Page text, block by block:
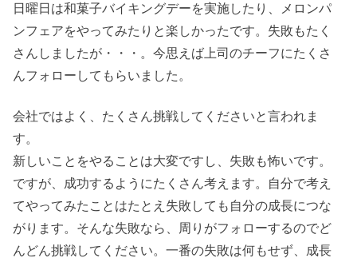
日曜日は和菓子バイキングデーを実施したり、メロンパ
ンフェアをやってみたりと楽しかったです。失敗もたく
さんしましたが・・・。今思えば上司のチーフにたくさ
んフォローしてもらいました。
会社ではよく、たくさん挑戦してくださいと言われま
す。
新しいことをやることは大変ですし、失敗も怖いです。
ですが、成功するようにたくさん考えます。自分で考え
てやってみたことはたとえ失敗しても自分の成長につな
がります。そんな失敗なら、周りがフォローするのでど
んどん挑戦してください。一番の失敗は何もせず、成長